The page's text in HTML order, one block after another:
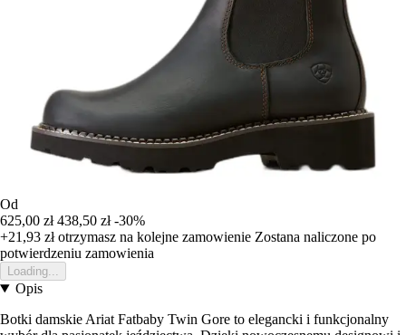
Od
625,00 zł 438,50 zł -30%
+21,93 złotrzymasz na kolejne zamowienie Zostana naliczone po
potwierdzeniu zamowienia
Loading...
Opis
Botki damskie Ariat Fatbaby Twin Gore to elegancki i funkcjonalny